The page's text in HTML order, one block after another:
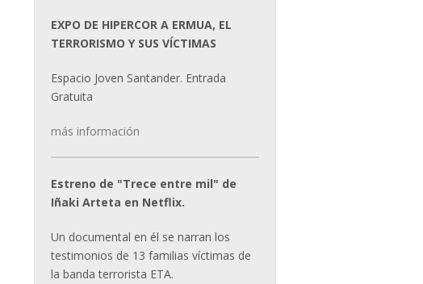
EXPO DE HIPERCOR A ERMUA, EL
TERRORISMO Y SUS VÍCTIMAS
Espacio Joven Santander. Entrada
Gratuita
más información
Estreno de "Trece entre mil" de
Iñaki Arteta en Netflix.
Un documental en él se narran los
testimonios de 13 familias víctimas de
la banda terrorista ETA.